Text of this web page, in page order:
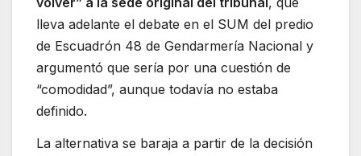
lleva adelante el debate en el SUM del predio
de Escuadrón 48 de Gendarmería Nacional y
argumentó que sería por una cuestión de
“comodidad”, aunque todavía no estaba
definido.
La alternativa se baraja a partir de la decisión